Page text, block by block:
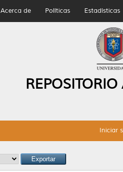
Acerca de Políticas Estadísticas
Iniciar